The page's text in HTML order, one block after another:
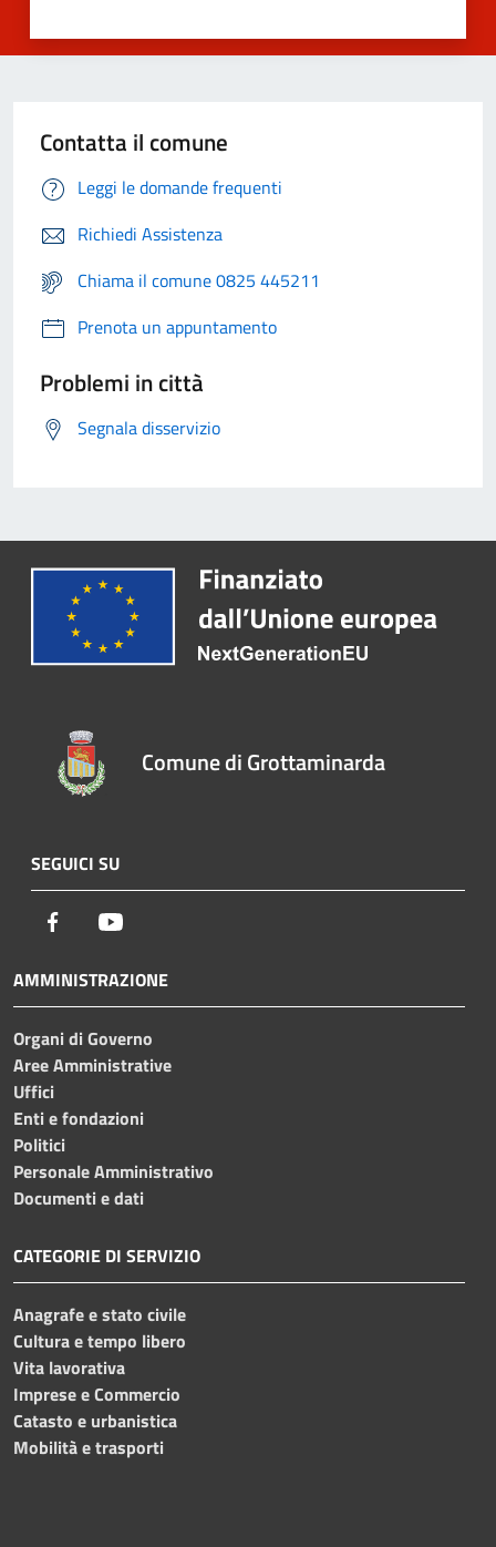
Contatta il comune
Leggi le domande frequenti
Richiedi Assistenza
Chiama il comune 0825 445211
Prenota un appuntamento
Problemi in città
Segnala disservizio
Comune di Grottaminarda
SEGUICI SU
Facebook
AMMINISTRAZIONE
Organi di Governo
Aree Amministrative
Uffici
Enti e fondazioni
Politici
Personale Amministrativo
Documenti e dati
CATEGORIE DI SERVIZIO
Anagrafe e stato civile
Cultura e tempo libero
Vita lavorativa
Imprese e Commercio
Catasto e urbanistica
Mobilità e trasporti